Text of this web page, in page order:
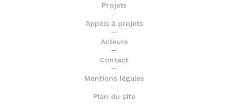
Projets
Appels à projets
Acteurs
Contact
Mentions légales
Plan du site